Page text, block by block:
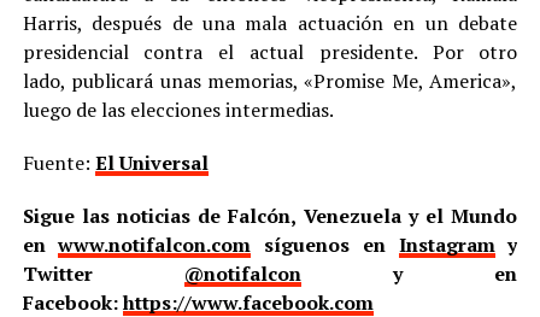
Harris, después de una mala actuación en un debate
presidencial contra el actual presidente. Por otro
lado, publicará unas memorias, «Promise Me, America»,
luego de las elecciones intermedias.
Fuente: El Universal
Sigue las noticias de Falcón, Venezuela y el Mundo
enwww.notifalcon.com síguenos en Instagramy
Twitter @notifalcony en
Facebook:https://www.facebook.com